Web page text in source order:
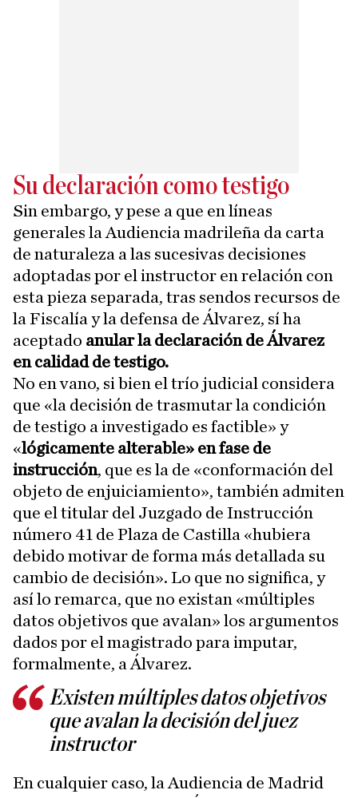
Su declaración como testigo
Sin embargo, y pese a que en líneas
generales la Audiencia madrileña da carta
de naturaleza a las sucesivas decisiones
adoptadas por el instructor en relación con
esta pieza separada, tras sendos recursos de
la Fiscalía y la defensa de Álvarez, sí ha
aceptado anular la declaración de Álvarez
en calidad de testigo.
No en vano, si bien el trío judicial considera
que «la decisión de trasmutar la condición
de testigo a investigado es factible» y
«lógicamente alterable» en fase de
instrucción, que es la de «conformación del
objeto de enjuiciamiento», también admiten
que el titular del Juzgado de Instrucción
número 41 de Plaza de Castilla «hubiera
debido motivar de forma más detallada su
cambio de decisión». Lo que no significa, y
así lo remarca, que no existan «múltiples
datos objetivos que avalan» los argumentos
dados por el magistrado para imputar,
formalmente, a Álvarez.
Existen múltiples datos objetivos
que avalan la decisión del juez
instructor
En cualquier caso, la Audiencia de Madrid